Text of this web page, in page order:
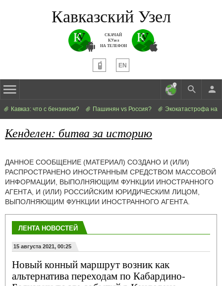
Кавказский Узел
СКАЧАЙ
КУзел
НА ТЕЛЕФОН
EN
Кавказ: что с бензином? Пашинян vs Россия? Экокатастрофа на
Кенделен: битва за историю
ДАННОЕ СООБЩЕНИЕ (МАТЕРИАЛ) СОЗДАНО И (ИЛИ)
РАСПРОСТРАНЕНО ИНОСТРАННЫМ СРЕДСТВОМ МАССОВОЙ
ИНФОРМАЦИИ, ВЫПОЛНЯЮЩИМ ФУНКЦИИ ИНОСТРАННОГО
АГЕНТА, И (ИЛИ) РОССИЙСКИМ ЮРИДИЧЕСКИМ ЛИЦОМ,
ВЫПОЛНЯЮЩИМ ФУНКЦИИ ИНОСТРАННОГО АГЕНТА.
ЛЕНТА НОВОСТЕЙ
15 августа 2021, 00:25
Новый конный маршрут возник как
альтернатива переходам по Кабардино-